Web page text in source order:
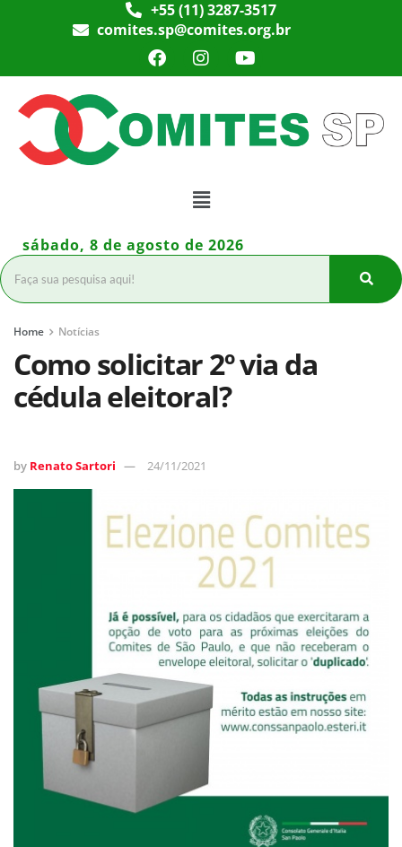
+55 (11) 3287-3517
comites.sp@comites.org.br
sábado, 8 de agosto de 2026
Home Notícias
Como solicitar 2º via da
cédula eleitoral?
by Renato Sartori 24/11/2021